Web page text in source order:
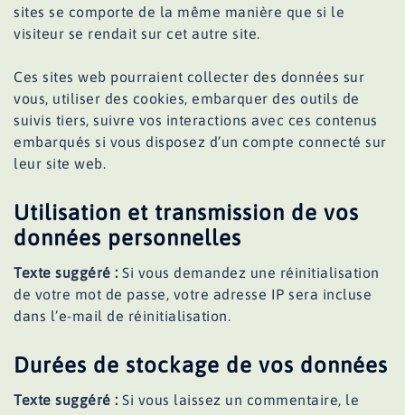
sites se comporte de la même manière que si le
visiteur se rendait sur cet autre site.
Ces sites web pourraient collecter des données sur
vous, utiliser des cookies, embarquer des outils de
suivis tiers, suivre vos interactions avec ces contenus
embarqués si vous disposez d’un compte connecté sur
leur site web.
Utilisation et transmission de vos
données personnelles
Texte suggéré : Si vous demandez une réinitialisation
de votre mot de passe, votre adresse IP sera incluse
dans l’e-mail de réinitialisation.
Durées de stockage de vos données
Texte suggéré : Si vous laissez un commentaire, le